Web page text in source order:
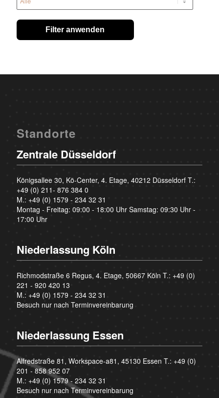
Filter anwenden
Standorte
Zentrale Düsseldorf
Königsallee 30, Kö-Center, 4. Etage, 40212 Düsseldorf T.:
+49 (0) 211- 876 384 0
M.: +49 (0) 1579 - 234 32 31
Montag - Freitag: 09:00 - 18:00 Uhr Samstag: 09:30 Uhr -
17:00 Uhr
Niederlassung Köln
Richmodstraße 6 Regus, 4. Etage, 50667 Köln T.: +49 (0)
221 - 920 420 13
M.: +49 (0) 1579 - 234 32 31
Besuch nur nach Terminvereinbarung
Niederlassung Essen
Alfredstraße 81, Workspace-a81, 45130 Essen T.: +49 (0)
201 - 858 952 07
M.: +49 (0) 1579 - 234 32 31
Besuch nur nach Terminvereinbarung